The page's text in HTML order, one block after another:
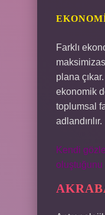
Farklı
plana çıkar.
ekonomik
toplumsal
adlandırılır.
Kendi
oluştuğunu